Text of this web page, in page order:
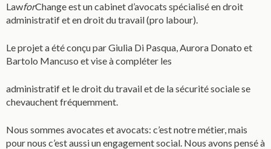
LawforChange est un cabinet d’avocats spécialisé en droit
administratif et en droit du travail (pro labour).
Le projet a été conçu par Giulia Di Pasqua, Aurora Donato et
Bartolo Mancuso et vise à compléter les
administratif et le droit du travail et de la sécurité sociale se
chevauchent fréquemment.
Nous sommes avocates et avocats: c’est notre métier, mais
pour nous c’est aussi un engagement social. Nous avons pensé à